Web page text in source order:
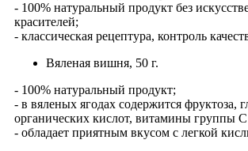
- 100% натуральный продукт без
красителей;
- классическая рецептура, контроль
Вяленая вишня, 50 г.
- 100% натуральный продукт;
- в вяленых ягодах содержится фруктоза,
органических кислот, витамины группы
- обладает приятным вкусом с легкой